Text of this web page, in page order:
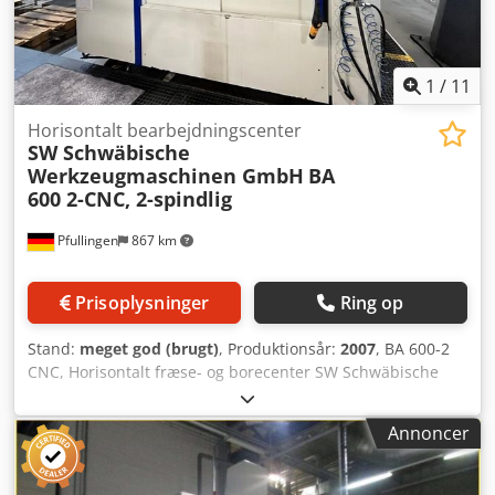
1 / 11
Pfullingen 867 km
Horisontalt bearbejdningscenter
SW Schwäbische
Werkzeugmaschinen GmbH BA
600 2-CNC, 2-spindlig
Prisoplysninger Ring op
Stand: meget god (brugt), Produktionsår: 2007, BA 600-2
CNC, Horisontalt fræse- og borecenter SW Schwäbische
Werkzeugmaschinen GmbH Arbejdsgange: X-akse: 600 mm
Y-akse (vekselstilling): 600 (975) mm Z-akse: 500 mm
Styring: Siemens 840D-styring, monteret på siden
Fremførings-/rapidhastighed: X, Y, Z 1 – 45.000 mm/min
Maks. fremføringskraft X, Y, Z: 15.000 N Middel
Annoncer